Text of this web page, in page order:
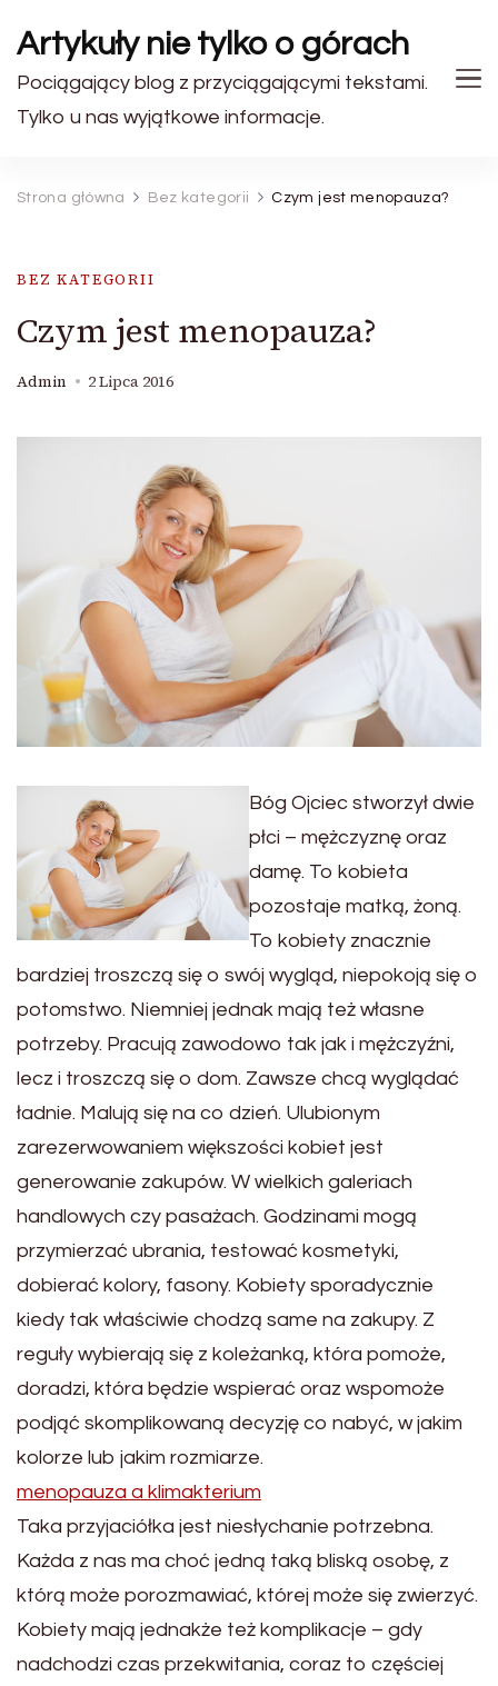
Artykuły nie tylko o górach
Pociągający blog z przyciągającymi tekstami.
Tylko u nas wyjątkowe informacje.
Strona główna Bez kategorii Czym jest menopauza?
BEZ KATEGORII
Czym jest menopauza?
Admin 2 Lipca 2016
Bóg Ojciec stworzył dwie
płci – mężczyznę oraz
damę. To kobieta
pozostaje matką, żoną.
To kobiety znacznie
bardziej troszczą się o swój wygląd, niepokoją się o
potomstwo. Niemniej jednak mają też własne
potrzeby. Pracują zawodowo tak jak i mężczyźni,
lecz i troszczą się o dom. Zawsze chcą wyglądać
ładnie. Malują się na co dzień. Ulubionym
zarezerwowaniem większości kobiet jest
generowanie zakupów. W wielkich galeriach
handlowych czy pasażach. Godzinami mogą
przymierzać ubrania, testować kosmetyki,
dobierać kolory, fasony. Kobiety sporadycznie
kiedy tak właściwie chodzą same na zakupy. Z
reguły wybierają się z koleżanką, która pomoże,
doradzi, która będzie wspierać oraz wspomoże
podjąć skomplikowaną decyzję co nabyć, w jakim
kolorze lub jakim rozmiarze.
menopauza a klimakterium
Taka przyjaciółka jest niesłychanie potrzebna.
Każda z nas ma choć jedną taką bliską osobę, z
którą może porozmawiać, której może się zwierzyć.
Kobiety mają jednakże też komplikacje – gdy
nadchodzi czas przekwitania, coraz to częściej